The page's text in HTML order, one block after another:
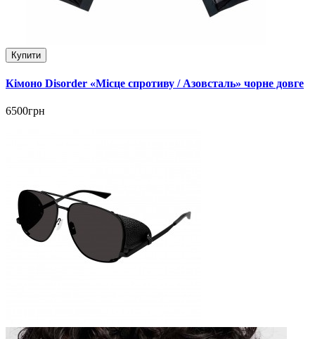
Купити
Кімоно Disorder «Місце спротиву / Азовсталь» чорне довге
6500грн